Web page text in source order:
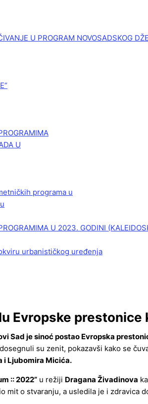
U PROGRAM NOVOSADSKOG
U
programa u
U 2023. GODINI
urbanističkog uređenja
Evropske prestonice
Sad je sinoć postao Evropska
su zenit, pokazavši kako se
i Ljubomira Micića.
:: 2022” u režiji Dragana Živadinova
mit o stvaranju, a usledila je i zdravica